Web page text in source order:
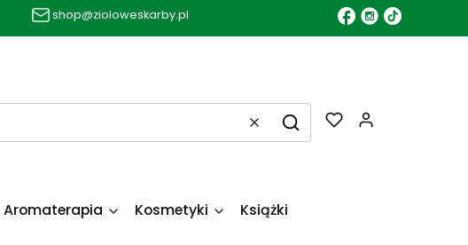
shop@zioloweskarby.pl
WyczyśćSzukaj
Aromaterapia Kosmetyki Książki